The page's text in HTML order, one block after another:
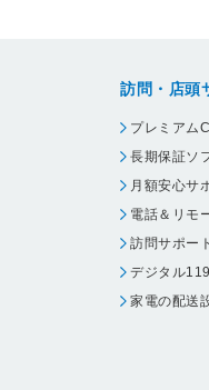
訪問・店頭
プレミアム
長期保証ソ
月額安心サ
電話＆リモ
訪問サポー
デジタル
家電の配送